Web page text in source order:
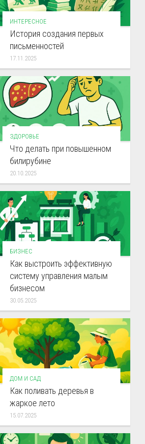
ИНТЕРЕСНОЕ
История создания первых
письменностей
17.11.2025
ЗДОРОВЬЕ
Что делать при повышенном
билирубине
20.10.2025
БИЗНЕС
Как выстроить эффективную
систему управления малым
бизнесом
30.05.2025
ДОМ И САД
Как поливать деревья в
жаркое лето
15.07.2025